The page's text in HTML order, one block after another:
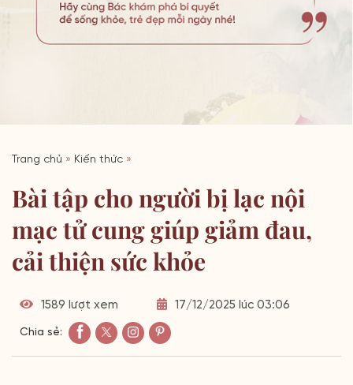
Trang chủ » Kiến thức »
Bài tập cho người bị lạc nội
mạc tử cung giúp giảm đau,
cải thiện sức khỏe
1589 lượt xem 17/12/2025 lúc 03:06
Chia sẻ: